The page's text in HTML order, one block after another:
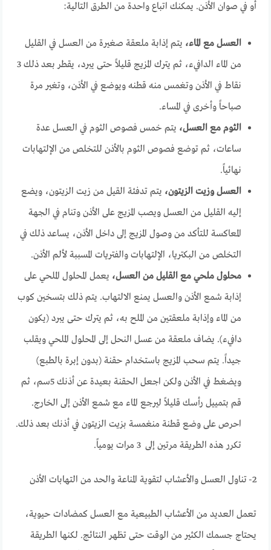
أو في صوان الأذن. يمكنك اتباع واحدة من الطرق التالية:
العسل مع الماء، يتم إذابة ملعقة صغيرة من العسل في القليل
من الماء الدافيء، ثم يترك المزيج قليلاً حتى يبرد، يقطر بعد ذلك 3
نقاط في الأذن وتغمس منه قطنه ويوضع في الأذن، وتغير مرة
صباحاً وأخرى في المساء.
الثوم مع العسل، يتم خمس فصوص الثوم في العسل عدة
ساعات، ثم توضع فصوص الثوم بالأذن للتخلص من الإلتهابات
نهائياً.
العسل وزيت الزيتون، يتم تدفئة القيل من زيت الزيتون، ويضع
إليه القليل من العسل ويصب المزيج على الأذن وتنام في الجهة
المعاكسة للتأكد من وصول المزيج إلى داخل الأذن، يساعد ذلك في
التخلص من البكتريا، الإلتهابات والفتريات المسببة لألم الأذن.
محلول ملحي مع القليل من العسل، يعمل المحلول الملحي على
إذابة شمع الأذن والعسل يمنع الالتهاب. يتم ذلك بتسخين كوب
من الماء وإذابة ملعقتين من الملح به، ثم يترك حتى يبرد (يكون
دافيء). يضاف ملعقة من عسل النحل إلى المحلول الملحي ويقلب
جيداً. يتم سحب المزيج باستخدام حقنة (بدون إبرة بالطبع)
ويضغط في الأذن ولكن اجعل الحقنة بعيدة عن أذنك 5سم، ثم
قم بتمييل رأسك قليلاً ليرجع الماء مع شمع الأذن إلى الخارج.
احرص على وضع قطنة منغمسة بزيت الزيتون في أذنك بعد ذلك.
تكرر هذه الطريقة مرتين إلى 3 مرات يومياً.
2- تناول العسل والأعشاب لتقوية المناعة والحد من التهابات الأذن
تعمل العديد من الأعشاب الطبيعية مع العسل كمضادات حيوية،
يحتاج جسمك الكثير من الوقت حتى تظهر النتائج. لكنها الطريقة